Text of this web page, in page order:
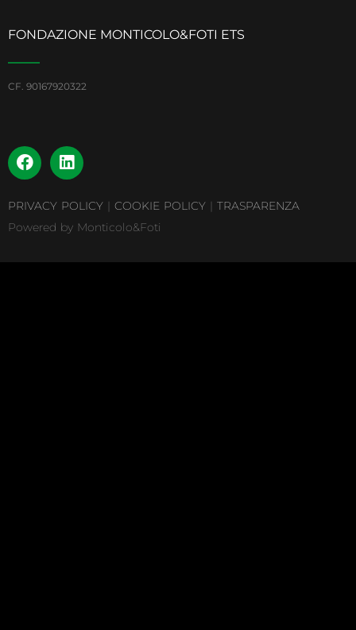
FONDAZIONE MONTICOLO&FOTI ETS
CF. 90167920322
PRIVACY POLICY | COOKIE POLICY | TRASPARENZA
Powered by Monticolo&Foti